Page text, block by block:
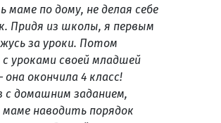
маме по дому, не делая себе
Придя из школы, я первым
за уроки. Потом
уроками своей младшей
окончила 4 класс!
с домашним заданием,
наводить порядок